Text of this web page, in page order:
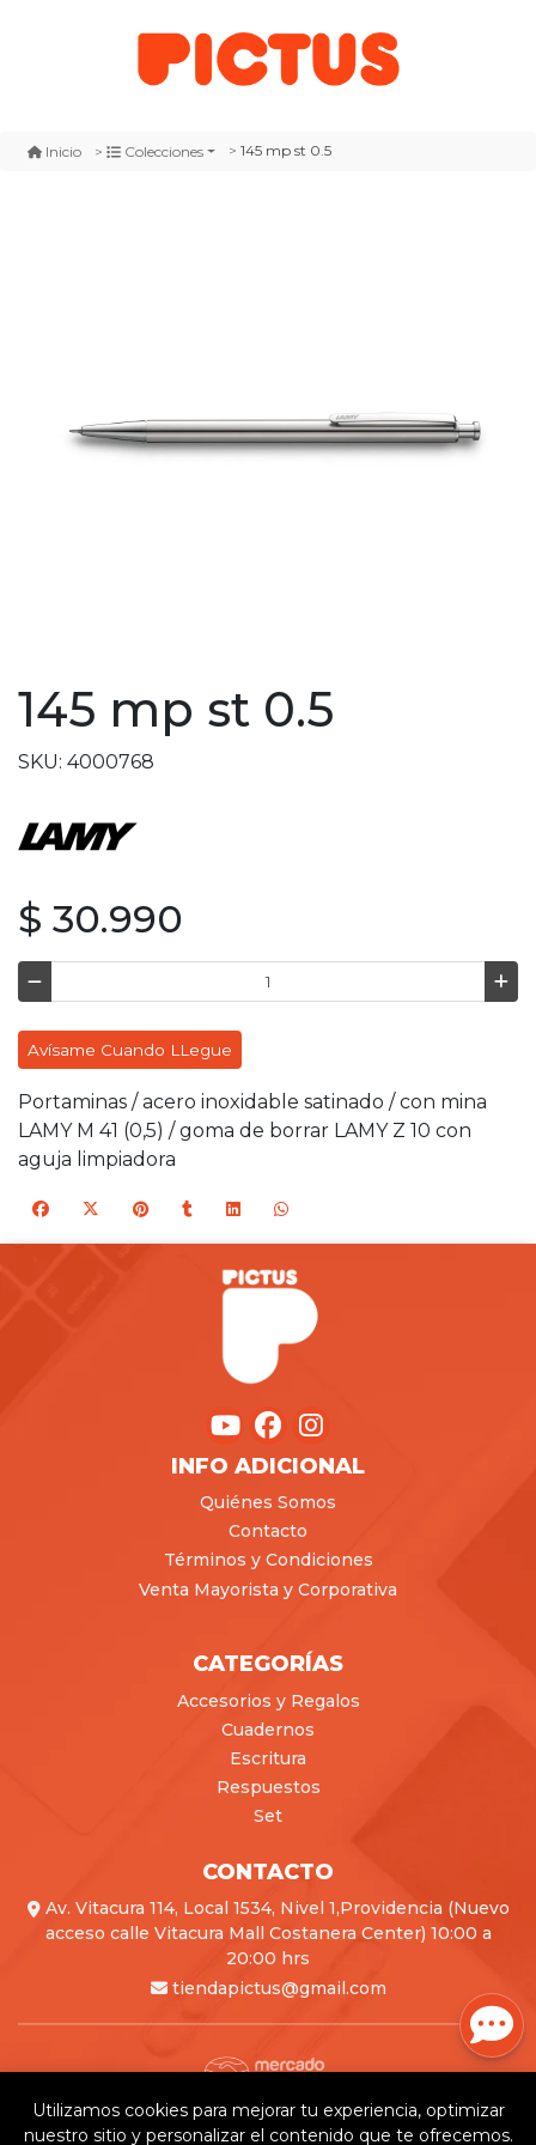
Inicio Colecciones 145 mp st 0.5
145 mp st 0.5
SKU: 4000768
$ 30.990
Avísame Cuando LLegue
Portaminas / acero inoxidable satinado / con mina
LAMY M 41 (0,5) / goma de borrar LAMY Z 10 con
aguja limpiadora
INFO ADICIONAL
Quiénes Somos
Contacto
Términos y Condiciones
Venta Mayorista y Corporativa
CATEGORÍAS
Accesorios y Regalos
Cuadernos
Escritura
Respuestos
Set
CONTACTO
Av. Vitacura 114, Local 1534, Nivel 1,Providencia (Nuevo
acceso calle Vitacura Mall Costanera Center) 10:00 a
20:00 hrs
tiendapictus@gmail.com
Pictus © 2026
Utilizamos cookies para mejorar tu experiencia, optimizar
nuestro sitio y personalizar el contenido que te ofrecemos.